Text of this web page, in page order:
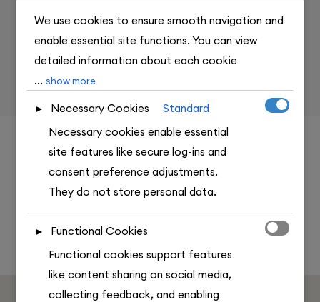
We use cookies to ensure smooth navigation and
enable essential site functions. You can view
detailed information about each cookie
category below. Cookies marked as Necessary
cookies do not require your consent under GDPR.
We also use third-party cookies to analyze site
usage, remember your preferences, and deliver
relevant content and ads. These will only be
activated with your consent. You can choose to
enable or disable these cookies, but please note
that turning off some types may affect your
browsing experience.
...show more
► Necessary Cookies
Standard
Necessary cookies enable essential
site features like secure log-ins and
consent preference adjustments.
They do not store personal data.
►
Functional Cookies
Functional cookies support features
like content sharing on social media,
collecting feedback, and enabling